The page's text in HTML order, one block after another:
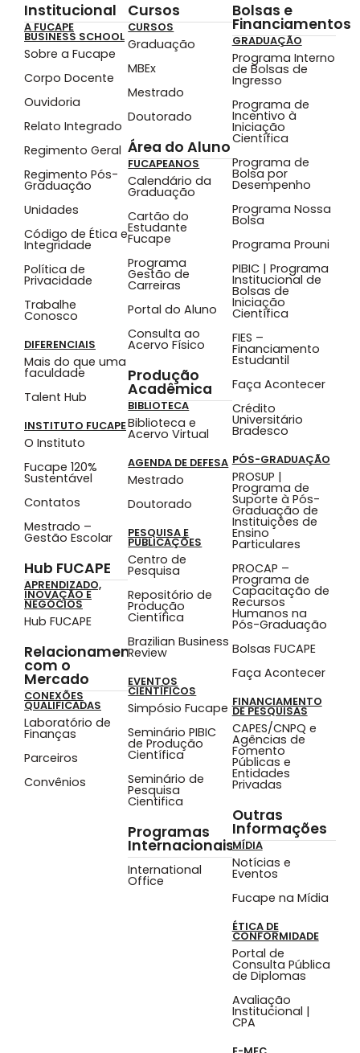
Institucional
A FUCAPE
BUSINESS SCHOOL
Sobre a Fucape
Corpo Docente
Ouvidoria
Relato Integrado
Regimento Geral
Regimento Pós-
Graduação
Unidades
Código de Ética e
Integridade
Política de
Privacidade
Trabalhe
Conosco
DIFERENCIAIS
Mais do que uma
faculdade
Talent Hub
INSTITUTO FUCAPE
O Instituto
Fucape 120%
Sustentável
Contatos
Mestrado –
Gestão Escolar
Hub FUCAPE
APRENDIZADO,
INOVAÇÃO E
NEGÓCIOS
Hub FUCAPE
Relacionamento
com o
Mercado
CONEXÕES
QUALIFICADAS
Laboratório de
Finanças
Parceiros
Convênios
Cursos
CURSOS
Graduação
MBEx
Mestrado
Doutorado
Área do Aluno
FUCAPEANOS
Calendário da
Graduação
Cartão do
Estudante
Fucape
Programa
Gestão de
Carreiras
Portal do Aluno
Consulta ao
Acervo Físico
Produção
Acadêmica
BIBLIOTECA
Biblioteca e
Acervo Virtual
AGENDA DE DEFESA
Mestrado
Doutorado
PESQUISA E
PUBLICAÇÕES
Centro de
Pesquisa
Repositório de
Produção
Científica
Brazilian Business
Review
EVENTOS
CIENTÍFICOS
Simpósio Fucape
Seminário PIBIC
de Produção
Científica
Seminário de
Pesquisa
Cientifica
Programas
Internacionais
International
Office
Bolsas e
Financiamentos
GRADUAÇÃO
Programa Interno
de Bolsas de
Ingresso
Programa de
Incentivo à
Iniciação
Científica
Programa de
Bolsa por
Desempenho
Programa Nossa
Bolsa
Programa Prouni
PIBIC | Programa
Institucional de
Bolsas de
Iniciação
Científica
FIES –
Financiamento
Estudantil
Faça Acontecer
Crédito
Universitário
Bradesco
PÓS-GRADUAÇÃO
PROSUP |
Programa de
Suporte à Pós-
Graduação de
Instituições de
Ensino
Particulares
PROCAP –
Programa de
Capacitação de
Recursos
Humanos na
Pós-Graduação
Bolsas FUCAPE
Faça Acontecer
FINANCIAMENTO
DE PESQUISAS
CAPES/CNPQ e
Agências de
Fomento
Públicas e
Entidades
Privadas
Outras
Informações
MÍDIA
Notícias e
Eventos
Fucape na Mídia
ÉTICA DE
CONFORMIDADE
Portal de
Consulta Pública
de Diplomas
Avaliação
Institucional |
CPA